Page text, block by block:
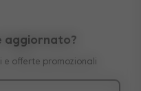
aggiornato?
e offerte promozionali